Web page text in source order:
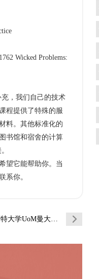
Wicked Problems:
，我们自己的技术
程提供了特殊的服
料。其他标准化的
书馆和宿舍的计算
望它能帮助你。当
系你。
曼大人力资源辅导补习补…